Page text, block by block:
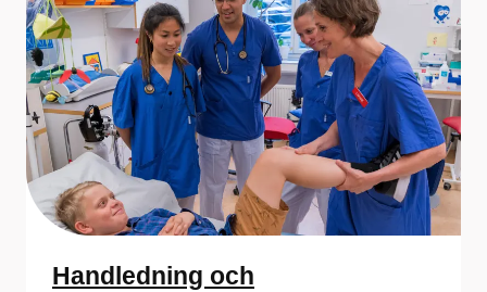
Handledning och